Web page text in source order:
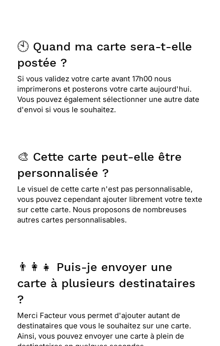
🕙 Quand ma carte sera-t-elle
postée ?
Si vous validez votre carte avant 17h00 nous
imprimerons et posterons votre carte aujourd'hui.
Vous pouvez également sélectionner une autre date
d'envoi si vous le souhaitez.
🎨 Cette carte peut-elle être
personnalisée ?
Le visuel de cette carte n'est pas personnalisable,
vous pouvez cependant ajouter librement votre texte
sur cette carte. Nous proposons de nombreuses
autres cartes personnalisables.
👨‍👩‍👧 Puis-je envoyer une
carte à plusieurs destinataires
?
Merci Facteur vous permet d'ajouter autant de
destinataires que vous le souhaitez sur une carte.
Ainsi, vous pouvez envoyer une carte à plein de